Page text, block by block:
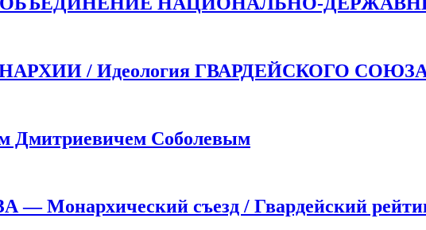
/ Идеология ГВАРДЕЙСКОГО
Соболевым
Монархический съезд / Гвардейский